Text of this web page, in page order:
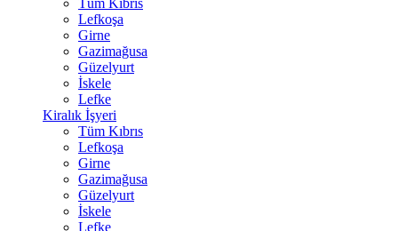
Tüm Kıbrıs
Lefkoşa
Girne
Gazimağusa
Güzelyurt
İskele
Lefke
Kiralık İşyeri
Tüm Kıbrıs
Lefkoşa
Girne
Gazimağusa
Güzelyurt
İskele
Lefke